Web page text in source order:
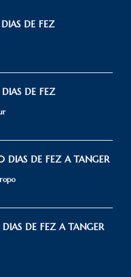
DE FEZ
DE FEZ
DIAS DE FEZ A TANGER
DE FEZ A TANGER